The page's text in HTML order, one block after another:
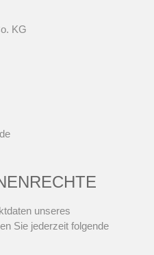
KG
unseres
Sie jederzeit folgende